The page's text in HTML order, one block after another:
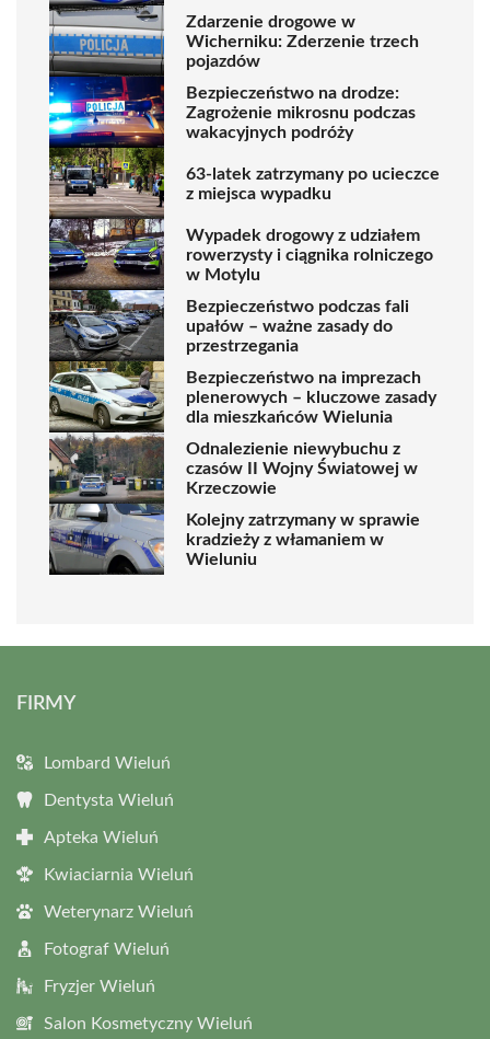
Zdarzenie drogowe w
Wicherniku: Zderzenie trzech
pojazdów
Bezpieczeństwo na drodze:
Zagrożenie mikrosnu podczas
wakacyjnych podróży
63-latek zatrzymany po ucieczce
z miejsca wypadku
Wypadek drogowy z udziałem
rowerzysty i ciągnika rolniczego
w Motylu
Bezpieczeństwo podczas fali
upałów – ważne zasady do
przestrzegania
Bezpieczeństwo na imprezach
plenerowych – kluczowe zasady
dla mieszkańców Wielunia
Odnalezienie niewybuchu z
czasów II Wojny Światowej w
Krzeczowie
Kolejny zatrzymany w sprawie
kradzieży z włamaniem w
Wieluniu
FIRMY
Lombard Wieluń
Dentysta Wieluń
Apteka Wieluń
Kwiaciarnia Wieluń
Weterynarz Wieluń
Fotograf Wieluń
Fryzjer Wieluń
Salon Kosmetyczny Wieluń